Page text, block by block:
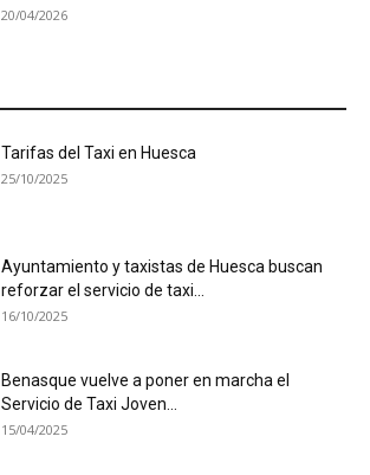
20/04/2026
Tarifas del Taxi en Huesca
25/10/2025
Ayuntamiento y taxistas de Huesca buscan
reforzar el servicio de taxi...
16/10/2025
Benasque vuelve a poner en marcha el
Servicio de Taxi Joven...
15/04/2025